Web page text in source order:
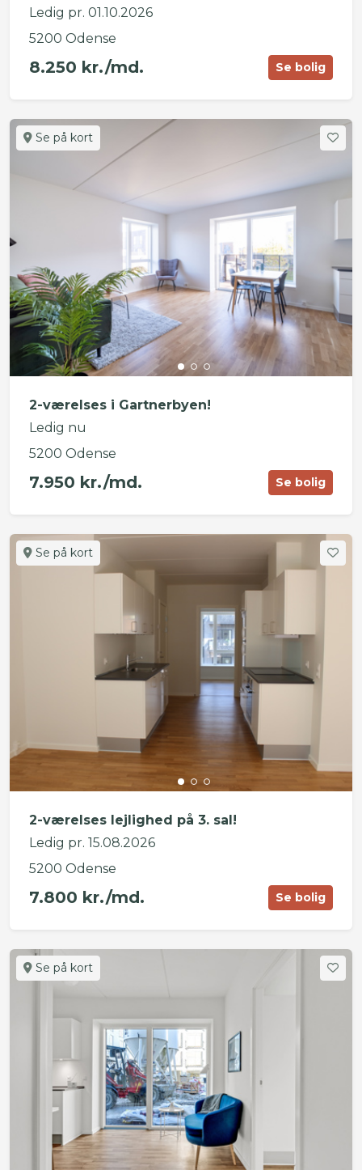
Ledig pr. 01.10.2026
5200 Odense
8.250 kr./md. Se bolig
Se på kort
2-værelses i Gartnerbyen!
Ledig nu
5200 Odense
7.950 kr./md. Se bolig
Se på kort
2-værelses lejlighed på 3. sal!
Ledig pr. 15.08.2026
5200 Odense
7.800 kr./md. Se bolig
Se på kort